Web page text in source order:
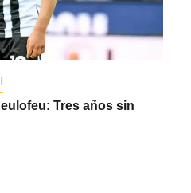
Tres años sin